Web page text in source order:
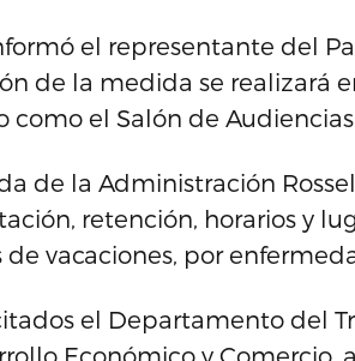
el representante del
de la medida se realizará
como el Salón de
de la Administración
retención, horarios y
de vacaciones, por
el Departamento del
Económico y